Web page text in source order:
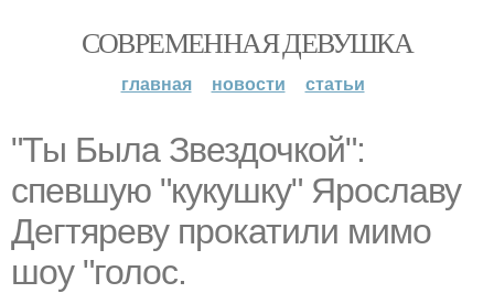
СОВРЕМЕННАЯ ДЕВУШКА
главная новости статьи
"Ты Была Звездочкой":
спевшую "кукушку" Ярославу
Дегтяреву прокатили мимо
шоу "голос.